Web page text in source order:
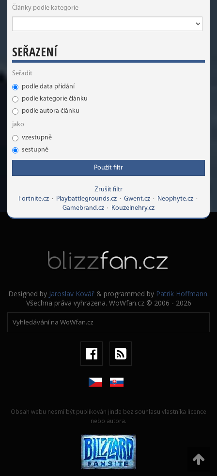
Články podle kategorie
SEŘAZENÍ
Seřadit
podle data přidání
podle kategorie článku
podle autora článku
jako
vzestupně
sestupně
Použít filtr
Zrušit filtr
Fortnite.cz· Playbattlegrounds.cz· Gwent.cz· Neophyte.cz·
Gamebrand.cz · Kouzelnehry.cz
Designed by Jaroslav Kovář & programmed by Patrik Hoffmann.
Všechna práva vyhrazena. WoWfan.cz © 2006 - 2026
Obsah webu nesmí být publikován jinde bez souhlasu vlastníka licence
nebo autora.